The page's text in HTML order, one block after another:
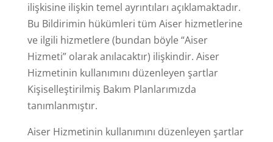
ilişkisine ilişkin temel ayrıntıları açıklamaktadır.
Bu Bildirimin hükümleri tüm Aiser hizmetlerine
ve ilgili hizmetlere (bundan böyle “Aiser
Hizmeti” olarak anılacaktır) ilişkindir. Aiser
Hizmetinin kullanımını düzenleyen şartlar
Kişiselleştirilmiş Bakım Planlarımızda
tanımlanmıştır.
Aiser Hizmetinin kullanımını düzenleyen şartlar